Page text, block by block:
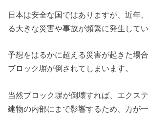
日本は安全な国ではありますが、近年
る大きな災害や事故が頻繁に発生してい
予想をはるかに超える災害が起きた場
ブロック塀が倒されてしまいます。
当然ブロック塀が倒壊すれば、エクス
建物の内部にまで影響するため、万が